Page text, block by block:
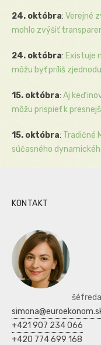
24. októbra: Verejné
mohlo zvýšiť
24. októbra: Existuje
môžu byť príliš
15. októbra: Aj keď
môžu prispieť k
15. októbra: Tradičné
súčasného
KONTAKT
+421 907 234 066
+420 774 699 168